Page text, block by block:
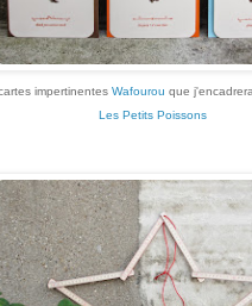
impertinentes Wafourou que
Les Petits Poissons